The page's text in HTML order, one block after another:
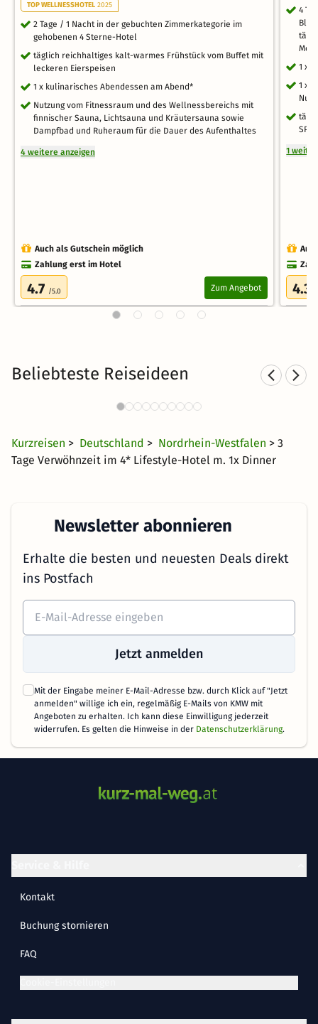
TOP WELLNESSHOTEL 2025
2 Tage / 1 Nacht in der gebuchten Zimmerkategorie im
gehobenen 4 Sterne-Hotel
täglich reichhaltiges kalt-warmes Frühstück vom Buffet mit
leckeren Eierspeisen
1 x kulinarisches Abendessen am Abend*
Nutzung vom Fitnessraum und des Wellnessbereichs mit
finnischer Sauna, Lichtsauna und Kräutersauna sowie
Dampfbad und Ruheraum für die Dauer des Aufenthaltes
4 weitere anzeigen
Auch als Gutschein möglich
Zahlung erst im Hotel
4.7 /5.0 Zum Angebot
4
1 x
1 x
1
4.3
Beliebteste Reiseideen
Wellnesshotels in Bad Salzuflen
9 Angebote
Kurzreisen > Deutschland > Nordrhein-Westfalen > 3
Tage Verwöhnzeit im 4* Lifestyle-Hotel m. 1x Dinner
Newsletter abonnieren
Erhalte die besten und neuesten Deals direkt
ins Postfach
Jetzt anmelden
Mit der Eingabe meiner E-Mail-Adresse bzw. durch Klick auf "Jetzt
anmelden" willige ich ein, regelmäßig E-Mails von KMW mit
Angeboten zu erhalten. Ich kann diese Einwilligung jederzeit
widerrufen. Es gelten die Hinweise in der Datenschutzerklärung.
Kontakt
Buchung stornieren
FAQ